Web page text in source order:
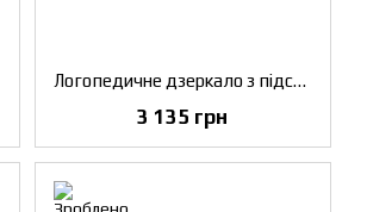
Логопедичне дзеркало з підсвічуванням
3 135 грн